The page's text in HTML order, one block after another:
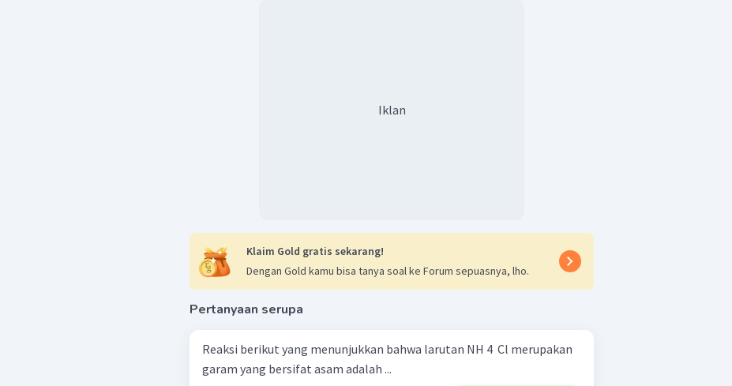
Iklan
Klaim Gold gratis sekarang!
Dengan Gold kamu bisa tanya soal ke Forum sepuasnya, lho.
Pertanyaan serupa
Reaksi berikut yang menunjukkan bahwa larutan NH 4 ​ Cl merupakan
garam yang bersifat asam adalah ...